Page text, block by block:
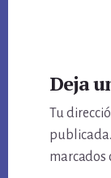
Deja
Tu
publicada.
marcados